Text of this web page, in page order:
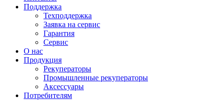
Поддержка
Техподдержка
Заявка на сервис
Гарантия
Сервис
О нас
Продукция
Рекуператоры
Промышленные рекуператоры
Аксессуары
Потребителям